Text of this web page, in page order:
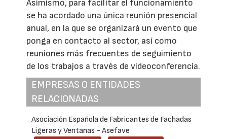
Asimismo, para facilitar el funcionamiento
se ha acordado una única reunión presencial
anual, en la que se organizará un evento que
ponga en contacto al sector, así como
reuniones más frecuentes de seguimiento
de los trabajos a través de videoconferencia.
EMPRESAS O ENTIDADES
RELACIONADAS
Asociación Española de Fabricantes de Fachadas
Ligeras y Ventanas - Asefave